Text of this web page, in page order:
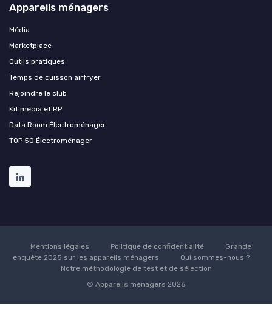
Appareils ménagers
Média
Marketplace
Outils pratiques
Temps de cuisson airfryer
Rejoindre le club
Kit média et RP
Data Room Électroménager
TOP 50 Électroménager
Mentions légales Politique de confidentialité
Grande
enquête 2025 sur les appareils ménagers
Qui sommes-nous ?
Notre méthodologie de test et de sélection
© Appareils ménagers 2026